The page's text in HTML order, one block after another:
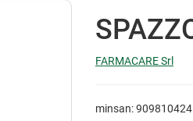
FARMACARE Srl
minsan: 909810424